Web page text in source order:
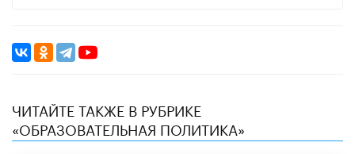
ЧИТАЙТЕ ТАКЖЕ В РУБРИКЕ
«ОБРАЗОВАТЕЛЬНАЯ ПОЛИТИКА»